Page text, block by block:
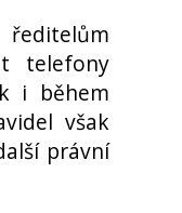
telefony
i během
však
právní